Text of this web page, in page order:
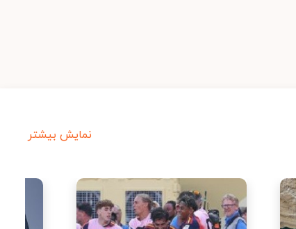
نمایش بیشتر